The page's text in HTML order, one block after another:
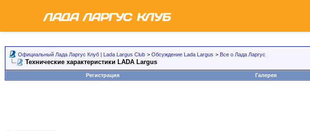
Официальный Лада Ларгус Клуб | Lada Largus Club > Обсуждение Lada Largus > Все о Лада Ларгус
Технические характеристики LADA Largus
Регистрация
Галерея